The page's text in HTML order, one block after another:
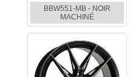
BBW551-MB - NOIR
MACHINÉ